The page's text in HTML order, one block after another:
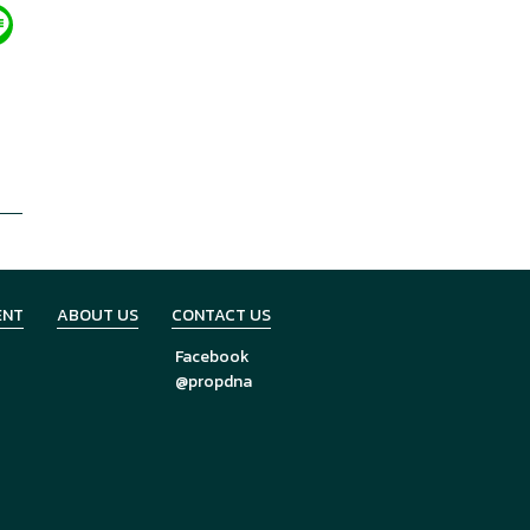
ABOUT US
CONTACT US
Facebook
@propdna